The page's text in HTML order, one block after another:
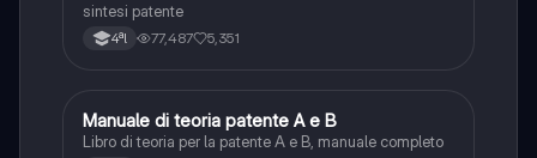
sintesi patente
4ªl 77,487 5,351
Italiano
Manuale di teoria patente A e B
Libro di teoria per la patente A e B, manuale completo